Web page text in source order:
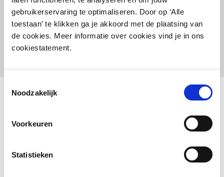
gebruikerservaring te optimaliseren. Door op ‘Alle
toestaan’ te klikken ga je akkoord met de plaatsing van
de cookies. Meer informatie over cookies vind je in ons
cookiestatement.
Noodzakelijk
Voorkeuren
StatistiekenOntdek de unieke